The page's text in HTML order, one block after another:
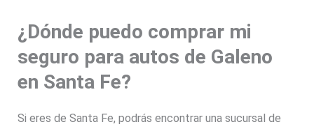
¿Dónde puedo comprar mi
seguro para autos de Galeno
en Santa Fe?
Si eres de Santa Fe, podrás encontrar una sucursal de